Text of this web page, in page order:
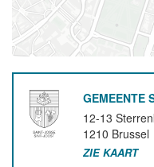
GEMEENTE
12-13
1210 Brussel
ZIE KAART